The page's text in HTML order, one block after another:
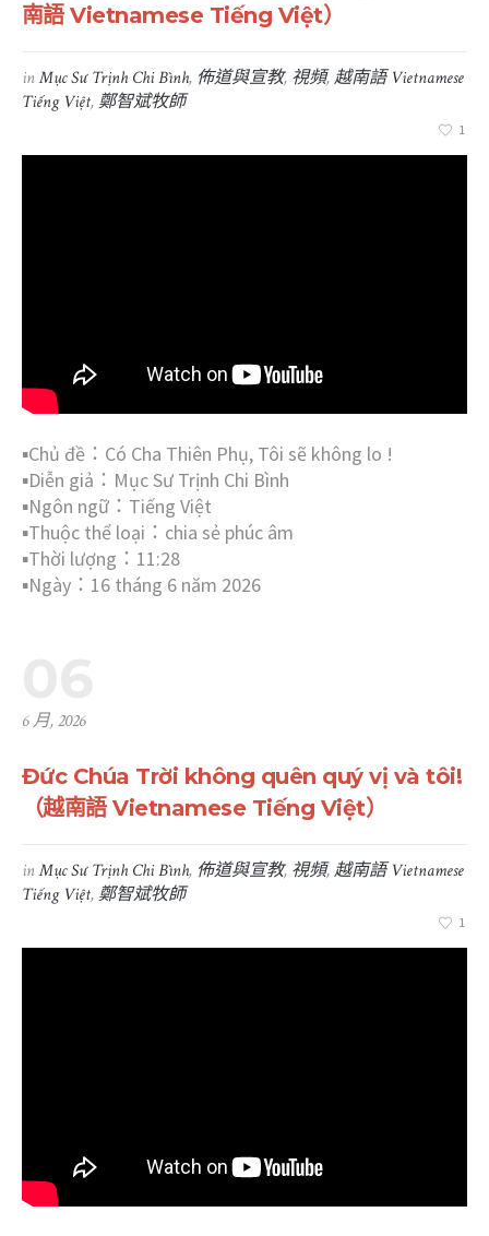
南語 Vietnamese Tiếng Việt）
inMục Sư Trịnh Chi Bình, 佈道與宣教, 視頻,越南語 Vietnamese
Tiếng Việt,鄭智斌牧師
1
▪︎Chủ đề：Có Cha Thiên Phụ, Tôi sẽ không lo !
▪︎Diễn giả：Mục Sư Trịnh Chi Bình
▪︎Ngôn ngữ：Tiếng Việt
▪︎Thuộc thể loại：chia sẻ phúc âm
▪︎Thời lượng：11:28
▪︎Ngày：16 tháng 6 năm 2026
6 月, 2026
Đức Chúa Trời không quên quý vị và tôi!
（越南語 Vietnamese Tiếng Việt）
inMục Sư Trịnh Chi Bình, 佈道與宣教, 視頻,越南語 Vietnamese
Tiếng Việt,鄭智斌牧師
1